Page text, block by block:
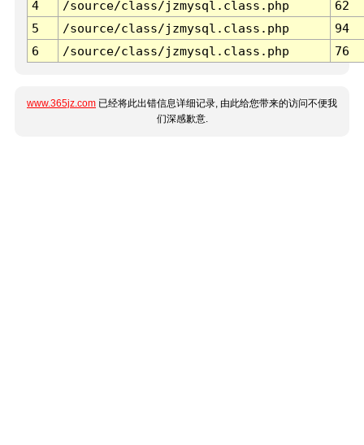
4
/source/class/jzmysql.class.php
62
5
/source/class/jzmysql.class.php
94
6
/source/class/jzmysql.class.php 76
www.365jz.com 已经将此出错信息详细记录, 由此给您带来的访问不便我
们深感歉意.